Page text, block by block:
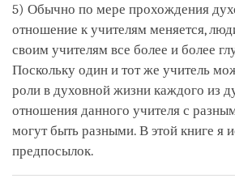
5) Обычно по мере прохождения
отношение к учителям меняется,
своим учителям все более и более
Поскольку один и тот же учитель
роли в духовной жизни каждого из
отношения данного учителя с
могут быть разными. В этой книге я
предпосылок.